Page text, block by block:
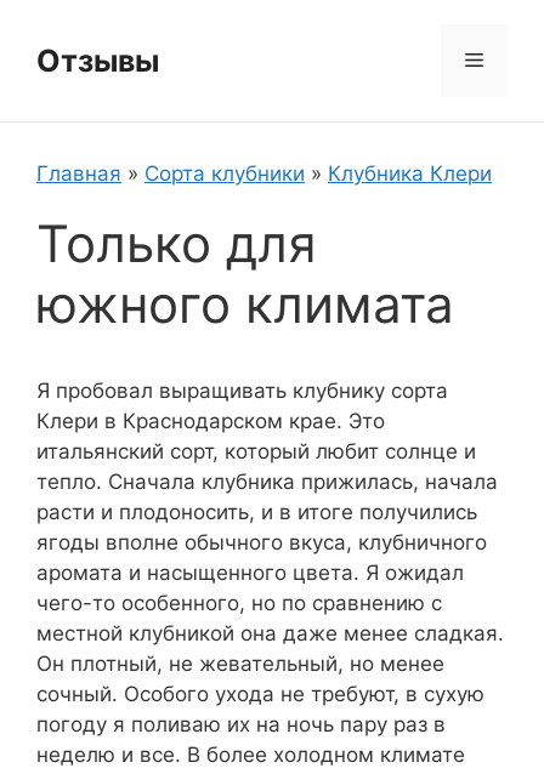
содержимому
Отзывы Меню
Главная » Сорта клубники » Клубника Клери
Только для
южного климата
Я пробовал выращивать клубнику сорта
Клери в Краснодарском крае. Это
итальянский сорт, который любит солнце и
тепло. Сначала клубника прижилась, начала
расти и плодоносить, и в итоге получились
ягоды вполне обычного вкуса, клубничного
аромата и насыщенного цвета. Я ожидал
чего-то особенного, но по сравнению с
местной клубникой она даже менее сладкая.
Он плотный, не жевательный, но менее
сочный. Особого ухода не требуют, в сухую
погоду я поливаю их на ночь пару раз в
неделю и все. В более холодном климате